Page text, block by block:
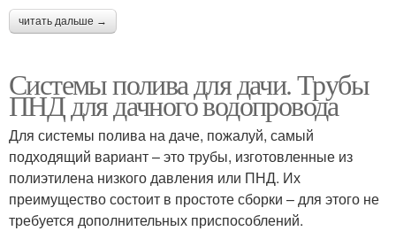
читать дальше →
Системы полива для дачи. Трубы
ПНД для дачного водопровода
Для системы полива на даче, пожалуй, самый
подходящий вариант – это трубы, изготовленные из
полиэтилена низкого давления или ПНД. Их
преимущество состоит в простоте сборки – для этого не
требуется дополнительных приспособлений.